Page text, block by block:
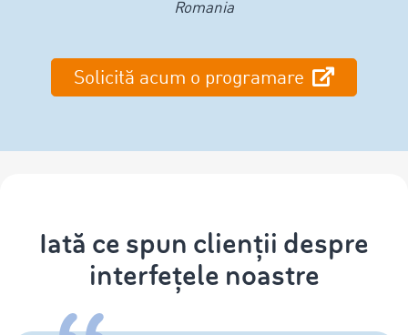
Romania
Solicită acum o programare
Iată ce spun clienții despre
interfețele noastre